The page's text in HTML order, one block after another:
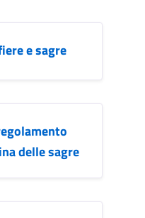
e sagre
delle sagre